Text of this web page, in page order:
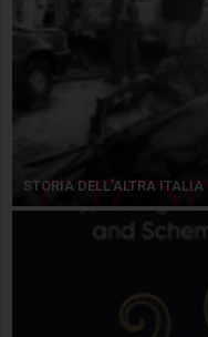
STORIA DELL’ALTRA ITALIA